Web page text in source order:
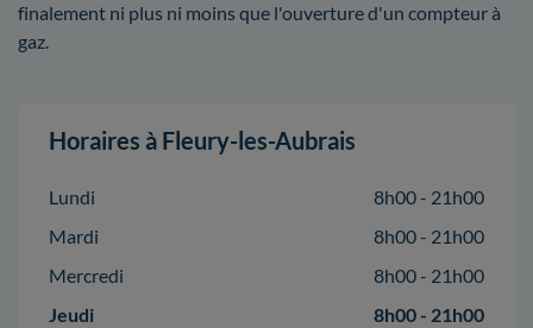
finalement ni plus ni moins que l'ouverture d'un compteur à
gaz.
Horaires à Fleury-les-Aubrais
Lundi
8h00 - 21h00
Mardi
8h00 - 21h00
Mercredi
8h00 - 21h00
Jeudi
8h00 - 21h00